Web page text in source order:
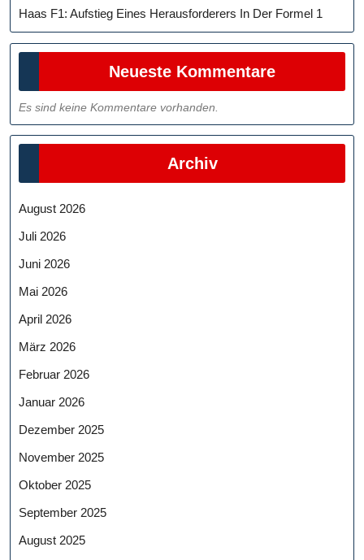
Haas F1: Aufstieg Eines Herausforderers In Der Formel 1
Neueste Kommentare
Es sind keine Kommentare vorhanden.
Archiv
August 2026
Juli 2026
Juni 2026
Mai 2026
April 2026
März 2026
Februar 2026
Januar 2026
Dezember 2025
November 2025
Oktober 2025
September 2025
August 2025